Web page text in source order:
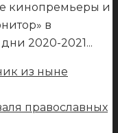
кинопремьеры и
в
2020-2021 ...
из ныне
православных